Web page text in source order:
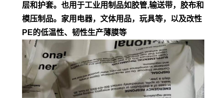
层和护套。也用于工业用制品如胶管,输送带，胶布和
模压制品。家用电器，文体用品，玩具等，以及改性
PE的低温性、韧性生产薄膜等